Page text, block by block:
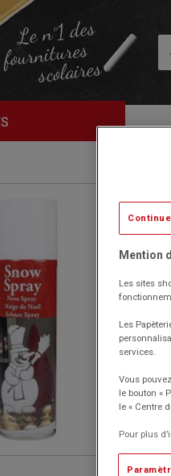
Le n°1 des
fournitures
scolaires
Mention
Les sites
Les
services.
Vous
le bouton «
le « Centre
Pour plus